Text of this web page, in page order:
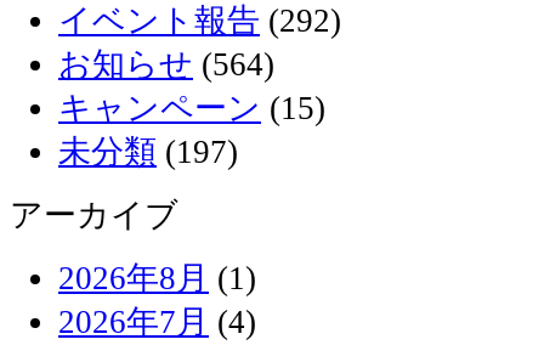
イベント報告 (292)
お知らせ (564)
キャンペーン (15)
未分類 (197)
アーカイブ
2026年8月 (1)
2026年7月 (4)